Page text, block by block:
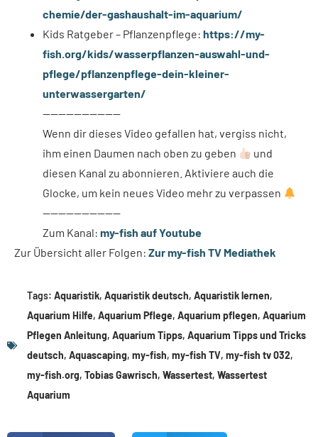
chemie/der-gashaushalt-im-aquarium/
Kids Ratgeber – Pflanzenpflege: https://my-
fish.org/kids/wasserpflanzen-auswahl-und-
pflege/pflanzenpflege-dein-kleiner-
unterwassergarten/
——————————
Wenn dir dieses Video gefallen hat, vergiss nicht,
ihm einen Daumen nach oben zu geben
und
diesen Kanal zu abonnieren. Aktiviere auch die
Glocke, um kein neues Video mehr zu verpassen
——————————
Zum Kanal: my-fish auf Youtube
Zur Übersicht aller Folgen: Zur my-fish TV Mediathek
Tags: Aquaristik, Aquaristik deutsch, Aquaristik lernen,
Aquarium Hilfe, Aquarium Pflege, Aquarium pflegen, Aquarium
Pflegen Anleitung, Aquarium Tipps, Aquarium Tipps und Tricks
deutsch, Aquascaping, my-fish, my-fish TV, my-fish tv 032,
my-fish.org, Tobias Gawrisch, Wassertest, Wassertest
Aquarium